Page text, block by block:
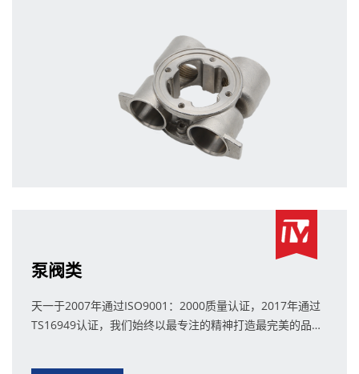
泵阀类
天一于2007年通过ISO9001：2000质量认证，2017年通过
TS16949认证，我们始终以最专注的精神打造最完美的品